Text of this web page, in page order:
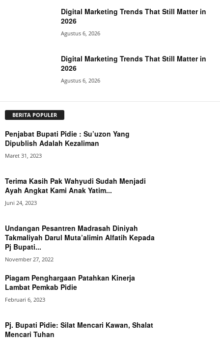
Digital Marketing Trends That Still Matter in
2026
Agustus 6, 2026
Digital Marketing Trends That Still Matter in
2026
Agustus 6, 2026
BERITA POPULER
Penjabat Bupati Pidie : Su’uzon Yang
Dipublish Adalah Kezaliman
Maret 31, 2023
Terima Kasih Pak Wahyudi Sudah Menjadi
Ayah Angkat Kami Anak Yatim...
Juni 24, 2023
Undangan Pesantren Madrasah Diniyah
Takmaliyah Darul Muta’alimin Alfatih Kepada
Pj Bupati...
November 27, 2022
Piagam Penghargaan Patahkan Kinerja
Lambat Pemkab Pidie
Februari 6, 2023
Pj. Bupati Pidie: Silat Mencari Kawan, Shalat
Mencari Tuhan